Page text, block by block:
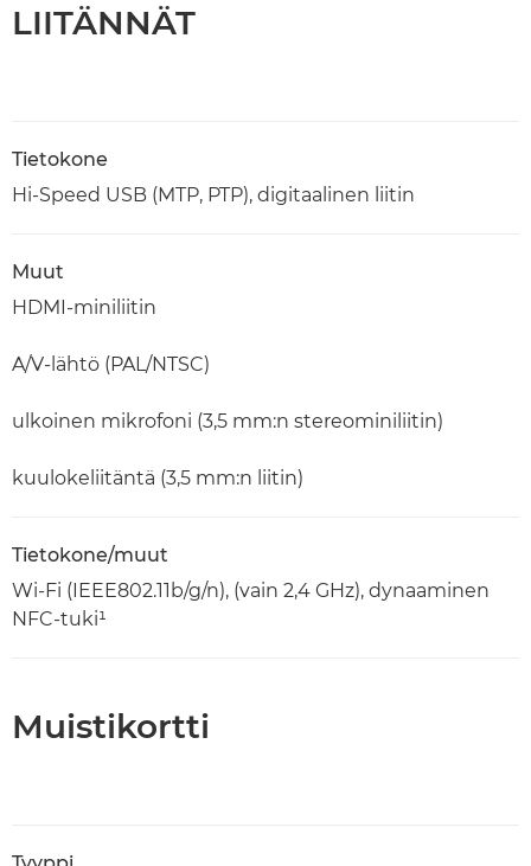
LIITÄNNÄT
Tietokone
Hi-Speed USB (MTP, PTP), digitaalinen liitin
Muut
HDMI-miniliitin
A/V-lähtö (PAL/NTSC)
ulkoinen mikrofoni (3,5 mm:n stereominiliitin)
kuulokeliitäntä (3,5 mm:n liitin)
Tietokone/muut
Wi-Fi (IEEE802.11b/g/n), (vain 2,4 GHz), dynaaminen
NFC-tuki¹
Muistikortti